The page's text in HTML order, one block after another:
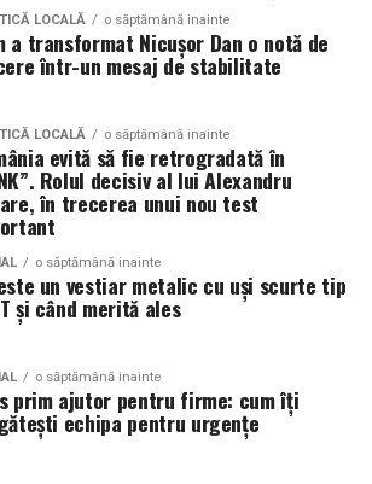
altele.
trebuie verificată întotdeauna
sau în documentația tehnică a
motoarele diesel?
îmbunătățește percepția față de
și atrage mai mulți participanți
de susținerea unor cauze ecologice.
“verde”, organizatorii pot
angajamentului față de protejarea
responsabilitatea socială.
cu siguranță faptul că
să adopte soluții care protejează
acest lucru poate contribui la
evenimentului și la creșterea
în edițiile viitoare.
verde presupune economii de costuri
asupra mediului, nu trebuie să se
LOCALĂ o săptămână inainte
a transformat Nicușor Dan o notă de
într-un mesaj de stabilitate
LOCALĂ o săptămână inainte
evită să fie retrogradată în
Rolul decisiv al lui Alexandru
în trecerea unui nou test
o săptămână inainte
un vestiar metalic cu uși scurte tip
și când merită ales
o săptămână inainte
prim ajutor pentru firme: cum îți
echipa pentru urgențe